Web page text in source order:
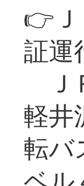
👉
証運
Ｊ
軽井
転バ